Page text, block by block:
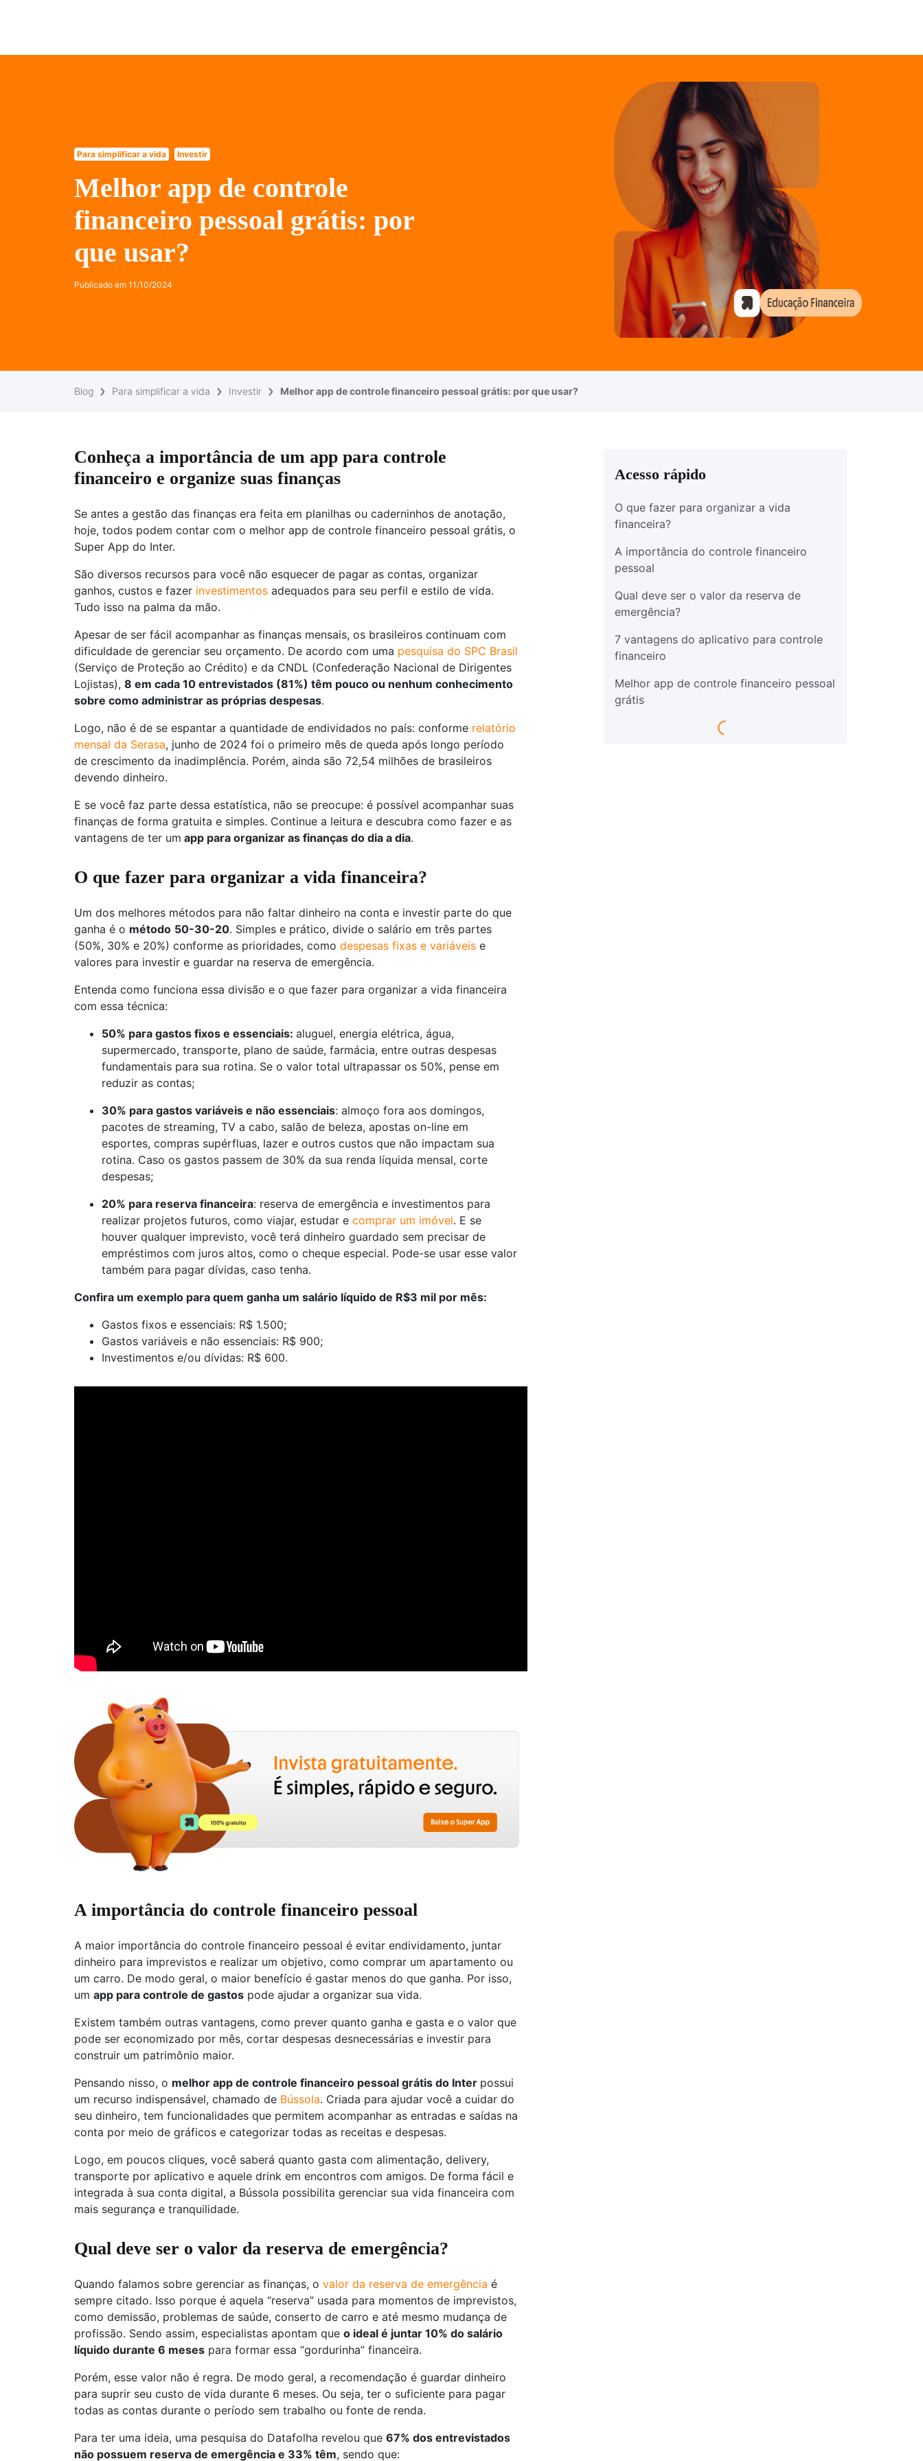
Para simplificar a vida Investir
Melhor app de controle
financeiro pessoal grátis: por
que usar?
Publicado em 11/10/2024
Blog Para simplificar a vida Investir Melhor app de controle financeiro pessoal grátis: por que usar?
Conheça a importância de um app para controle
financeiro e organize suas finanças
Se antes a gestão das finanças era feita em planilhas ou caderninhos de anotação,
hoje, todos podem contar com o melhor app de controle financeiro pessoal grátis, o
Super App do Inter.
São diversos recursos para você não esquecer de pagar as contas, organizar
ganhos, custos e fazer investimentos adequados para seu perfil e estilo de vida.
Tudo isso na palma da mão.
Apesar de ser fácil acompanhar as finanças mensais, os brasileiros continuam com
dificuldade de gerenciar seu orçamento. De acordo com uma pesquisa do SPC Brasil
(Serviço de Proteção ao Crédito) e da CNDL (Confederação Nacional de Dirigentes
Lojistas), 8 em cada 10 entrevistados (81%) têm pouco ou nenhum conhecimento
sobre como administrar as próprias despesas.
Logo, não é de se espantar a quantidade de endividados no país: conforme relatório
mensal da Serasa, junho de 2024 foi o primeiro mês de queda após longo período
de crescimento da inadimplência. Porém, ainda são 72,54 milhões de brasileiros
devendo dinheiro.
E se você faz parte dessa estatística, não se preocupe: é possível acompanhar suas
finanças de forma gratuita e simples. Continue a leitura e descubra como fazer e as
vantagens de ter um app para organizar as finanças do dia a dia.
O que fazer para organizar a vida financeira?
Um dos melhores métodos para não faltar dinheiro na conta e investir parte do que
ganha é o método 50-30-20. Simples e prático, divide o salário em três partes
(50%, 30% e 20%) conforme as prioridades, como despesas fixas e variáveis e
valores para investir e guardar na reserva de emergência.
Entenda como funciona essa divisão e o que fazer para organizar a vida financeira
com essa técnica:
50% para gastos fixos e essenciais: aluguel, energia elétrica, água,
supermercado, transporte, plano de saúde, farmácia, entre outras despesas
fundamentais para sua rotina. Se o valor total ultrapassar os 50%, pense em
reduzir as contas;
30% para gastos variáveis e não essenciais: almoço fora aos domingos,
pacotes de streaming, TV a cabo, salão de beleza, apostas on-line em
esportes, compras supérfluas, lazer e outros custos que não impactam sua
rotina. Caso os gastos passem de 30% da sua renda líquida mensal, corte
despesas;
20% para reserva financeira: reserva de emergência e investimentos para
realizar projetos futuros, como viajar, estudar e comprar um imóvel. E se
houver qualquer imprevisto, você terá dinheiro guardado sem precisar de
empréstimos com juros altos, como o cheque especial. Pode-se usar esse valor
também para pagar dívidas, caso tenha.
Confira um exemplo para quem ganha um salário líquido de R$3 mil por mês:
Gastos fixos e essenciais: R$ 1.500;
Gastos variáveis e não essenciais: R$ 900;
Investimentos e/ou dívidas: R$ 600.
A importância do controle financeiro pessoal
A maior importância do controle financeiro pessoal é evitar endividamento, juntar
dinheiro para imprevistos e realizar um objetivo, como comprar um apartamento ou
um carro. De modo geral, o maior benefício é gastar menos do que ganha. Por isso,
um app para controle de gastos pode ajudar a organizar sua vida.
Existem também outras vantagens, como prever quanto ganha e gasta e o valor que
pode ser economizado por mês, cortar despesas desnecessárias e investir para
construir um patrimônio maior.
Pensando nisso, o melhor app de controle financeiro pessoal grátis do Inter possui
um recurso indispensável, chamado de Bússola. Criada para ajudar você a cuidar do
seu dinheiro, tem funcionalidades que permitem acompanhar as entradas e saídas na
conta por meio de gráficos e categorizar todas as receitas e despesas.
Logo, em poucos cliques, você saberá quanto gasta com alimentação, delivery,
transporte por aplicativo e aquele drink em encontros com amigos. De forma fácil e
integrada à sua conta digital, a Bússola possibilita gerenciar sua vida financeira com
mais segurança e tranquilidade.
Qual deve ser o valor da reserva de emergência?
Quando falamos sobre gerenciar as finanças, o valor da reserva de emergência é
sempre citado. Isso porque é aquela “reserva” usada para momentos de imprevistos,
como demissão, problemas de saúde, conserto de carro e até mesmo mudança de
profissão. Sendo assim, especialistas apontam que o ideal é juntar 10% do salário
líquido durante 6 meses para formar essa “gordurinha” financeira.
Porém, esse valor não é regra. De modo geral, a recomendação é guardar dinheiro
para suprir seu custo de vida durante 6 meses. Ou seja, ter o suficiente para pagar
todas as contas durante o período sem trabalho ou fonte de renda.
Para ter uma ideia, uma pesquisa do Datafolha revelou que 67% dos entrevistados
não possuem reserva de emergência e 33% têm, sendo que:
Acesso rápido
O que fazer para organizar a vida
financeira?
A importância do controle financeiro
pessoal
Qual deve ser o valor da reserva de
emergência?
7 vantagens do aplicativo para controle
financeiro
Melhor app de controle financeiro pessoal
grátis